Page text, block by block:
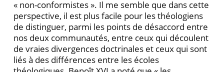
« non-conformistes ». Il me semble que dans cette
perspective, il est plus facile pour les théologiens
de distinguer, parmi les points de désaccord entre
nos deux communautés, entre ceux qui découlent
de vraies divergences doctrinales et ceux qui sont
liés à des différences entre les écoles